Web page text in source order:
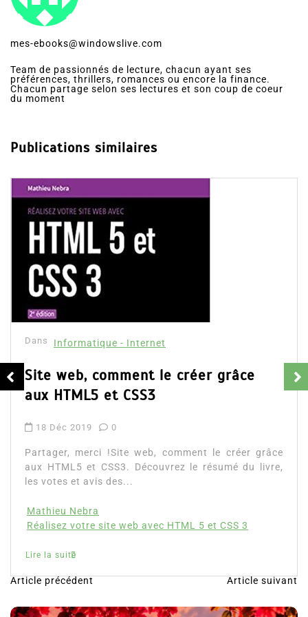
mes-ebooks@windowslive.com
Team de passionnés de lecture, chacun ayant ses
préférences, thrillers, romances ou encore la finance.
Chacun partage selon ses lectures et son coup de coeur
du moment
Publications similaires
Dans Informatique - Internet
Site web, comment le créer grâce
aux HTML5 et CSS3
18 Déc 2019 0
Partager, merci !Site web, comment le créer grâce
aux HTML5 et CSS3. Découvrez le résumé du livre,
les votes et avis des...
Mathieu Nebra
Réalisez votre site web avec HTML 5 et CSS 3
Lire la suite
N
a
Article précédent Article suivant